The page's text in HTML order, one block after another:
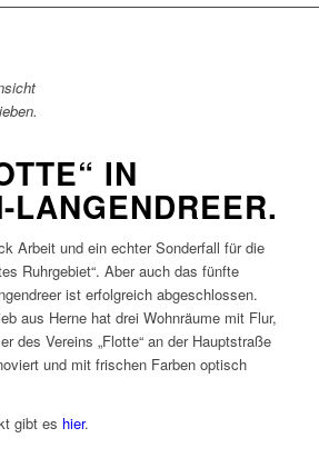
IN
LANGENDREER.
Arbeit und ein echter Sonderfall für die
Ruhrgebiet“. Aber auch das fünfte
ist erfolgreich abgeschlossen.
aus Herne hat drei Wohnräume mit Flur,
des Vereins „Flotte“ an der Hauptstraße
und mit frischen Farben optisch
gibt es hier.